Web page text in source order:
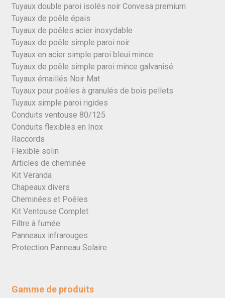
Tuyaux double paroi isolés noir Convesa premium
Tuyaux de poêle épais
Tuyaux de poêles acier inoxydable
Tuyaux de poêle simple paroi noir
Tuyaux en acier simple paroi bleui mince
Tuyaux de poêle simple paroi mince galvanisé
Tuyaux émaillés Noir Mat
Tuyaux pour poêles à granulés de bois pellets
Tuyaux simple paroi rigides
Conduits ventouse 80/125
Conduits flexibles en Inox
Raccords
Flexible solin
Articles de cheminée
Kit Veranda
Chapeaux divers
Cheminées et Poêles
Kit Ventouse Complet
Filtre à fumée
Panneaux infrarouges
Protection Panneau Solaire
Gamme de produits